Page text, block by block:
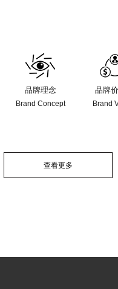
品牌理念
Brand Concept
品牌
Brand
查看更多